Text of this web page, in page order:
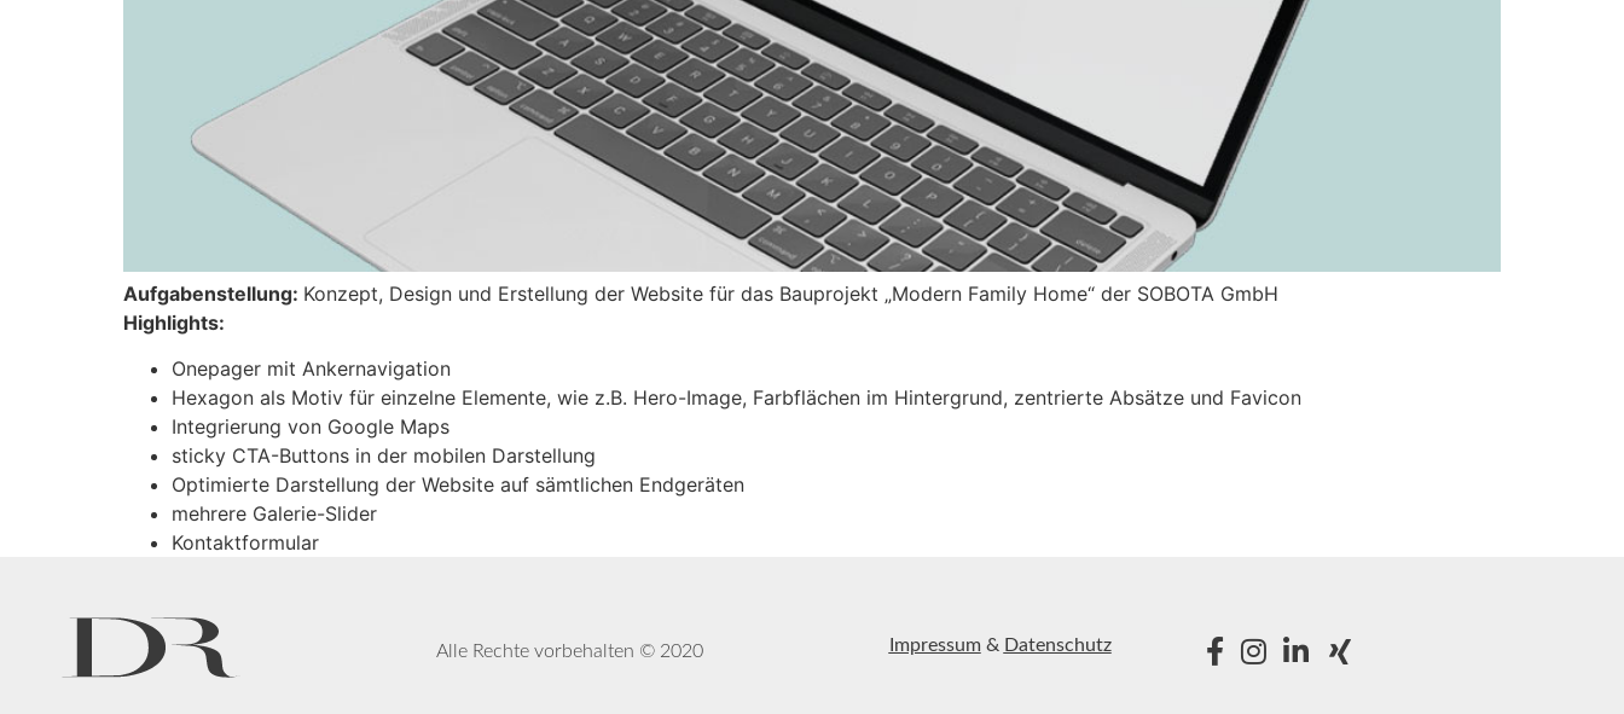
Aufgabenstellung: Konzept, Design und Erstellung der Website für das Bauprojekt „Modern Family Home“ der SOBOTA GmbH
Highlights:
Onepager mit Ankernavigation
Hexagon als Motiv für einzelne Elemente, wie z.B. Hero-Image, Farbflächen im Hintergrund, zentrierte Absätze und Favicon
Integrierung von Google Maps
sticky CTA-Buttons in der mobilen Darstellung
Optimierte Darstellung der Website auf sämtlichen Endgeräten
mehrere Galerie-Slider
Kontaktformular
Alle Rechte vorbehalten © 2020 Impressum & Datenschutz